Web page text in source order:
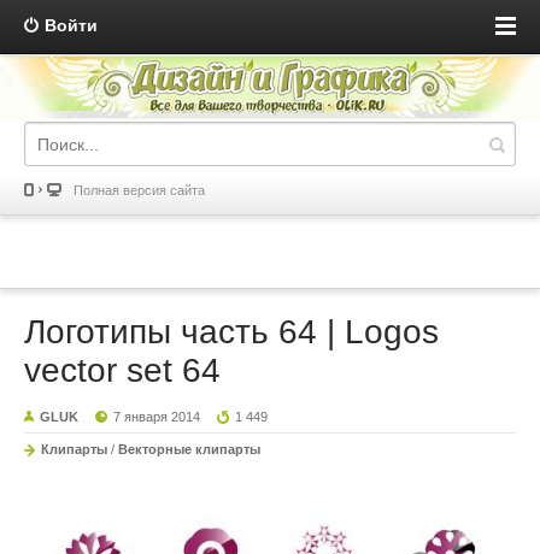
Войти
Полная версия сайта
Логотипы часть 64 | Logos
vector set 64
GLUK 7 января 2014 1 449
Клипарты / Векторные клипарты